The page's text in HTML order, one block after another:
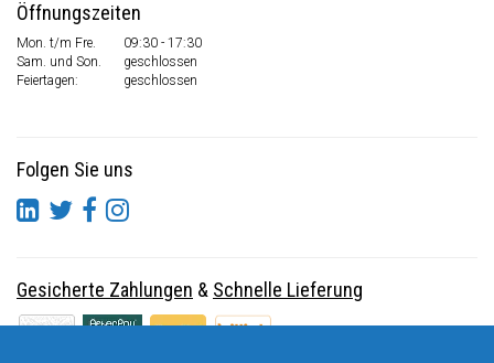
Öffnungszeiten
Mon. t/m Fre.
09:30 - 17:30
Sam. und Son.
geschlossen
Feiertagen:
geschlossen
Folgen Sie uns
Gesicherte Zahlungen & Schnelle Lieferung